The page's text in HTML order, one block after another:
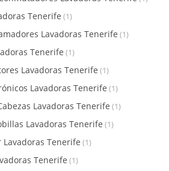
Tenerife (1)
Lavadoras Tenerife (1)
Tenerife (1)
Lavadoras Tenerife (1)
Lavadoras Tenerife (1)
Lavadoras Tenerife (1)
Lavadoras Tenerife (1)
Lavadoras Tenerife (1)
Tenerife (1)